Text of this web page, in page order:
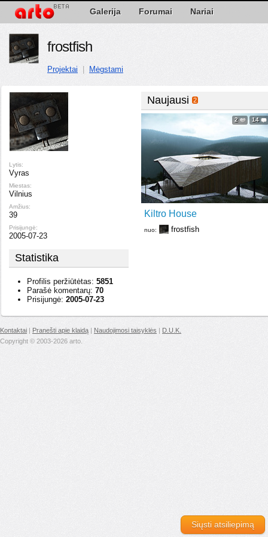
Galerija Forumai Nariai
Siųsti atsiliepimą
frostfish
Projektai Mėgstami
Lytis:
Vyras
Miestas:
Vilnius
Amžius:
39
Prisijungė:
2005-07-23
Statistika
Profilis peržiūtėtas: 5851
Parašė komentarų: 70
Prisijungė: 2005-07-23
Naujausi 2
2 14
Kiltro House
nuo: frostfish
Kontaktai | Pranešti apie klaidą | Naudojimosi taisyklės | D.U.K.
Copyright © 2003-2026 arto.